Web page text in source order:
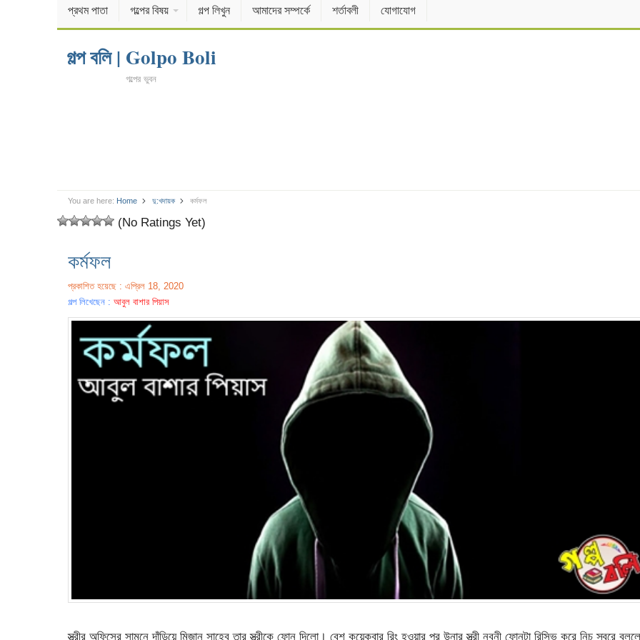
প্রথম পাতা গল্পের বিষয় গল্প লিখুন আমাদের সম্পর্কে শর্তাবলী যোগাযোগ
গল্প বলি | Golpo Boli
গল্পের ভুবন
You are here: Home দু:খদায়ক কর্মফল
(No Ratings Yet)
কর্মফল
প্রকাশিত হয়েছে : এপ্রিল 18, 2020
গল্প লিখেছেন : আবুল বাশার পিয়াস
স্ত্রীর অফিসের সামনে দাঁড়িয়ে মিজান সাহেব তার স্ত্রীকে ফোন দিলো। বেশ কয়েকবার রিং হওয়ার পর উনার স্ত্রী নবনী ফোনটা রিসিভ করে নিচু স্বরে